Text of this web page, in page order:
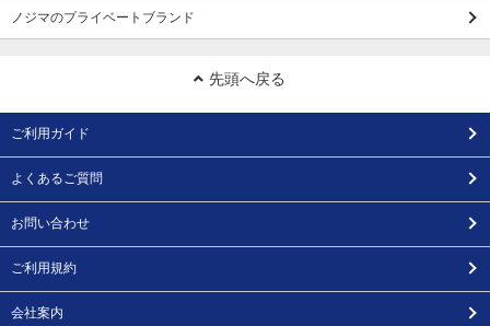
ノジマのプライベートブランド
先頭へ戻る
ご利用ガイド
よくあるご質問
お問い合わせ
ご利用規約
会社案内